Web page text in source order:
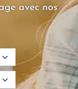
avec nos